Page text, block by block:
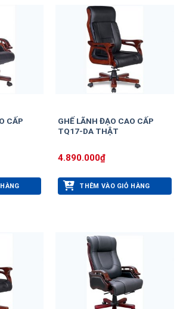
CẤP
GHẾ LÃNH ĐẠO CAO CẤP
TQ17-DA THẬT
4.890.000₫
THÊM VÀO GIỎ HÀNG